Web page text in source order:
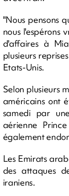
"Nous pensons
nous l'espérons
d'affaires à
plusieurs
Etats-Unis.
Selon plusieurs
américains ont
samedi par
aérienne
également
Les Emirats
des attaques
iraniens.